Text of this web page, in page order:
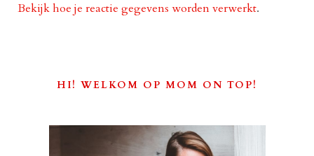
Bekijk hoe je reactie gegevens worden verwerkt.
HI! WELKOM OP MOM ON TOP!